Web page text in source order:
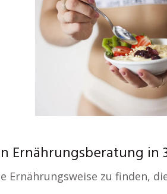
Ernährungsberatung in
Ernährungsweise zu finden,